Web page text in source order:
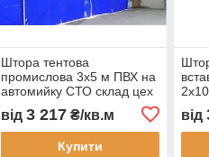
Штора тентова
промислова 3х5 м ПВХ на
автомийку СТО склад цех
водонепроникна під
замовлення швидке
виготовлення
від 3 217₴/кв.м
Купити
від